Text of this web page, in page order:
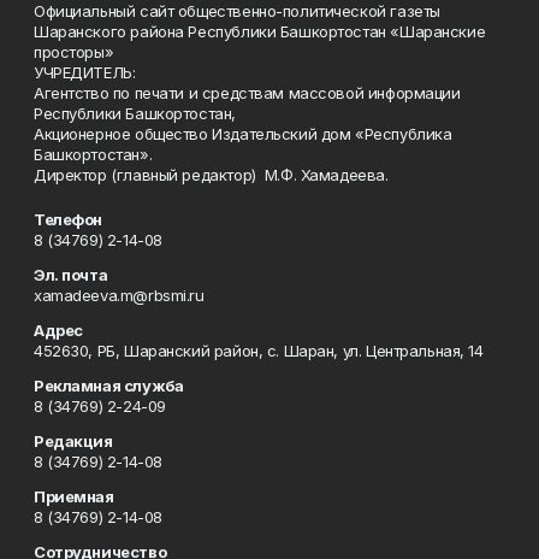
Официальный сайт общественно-политической газеты
Шаранского района Республики Башкортостан «Шаранские
просторы»
УЧРЕДИТЕЛЬ:
Агентство по печати и средствам массовой информации
Республики Башкортостан,
Акционерное общество Издательский дом «Республика
Башкортостан».
Директор (главный редактор) М.Ф. Хамадеева.
Телефон
8 (34769) 2-14-08
Эл. почта
xamadeeva.m@rbsmi.ru
Адрес
452630, РБ, Шаранский район, с. Шаран, ул. Центральная, 14
Рекламная служба
8 (34769) 2-24-09
Редакция
8 (34769) 2-14-08
Приемная
8 (34769) 2-14-08
Сотрудничество